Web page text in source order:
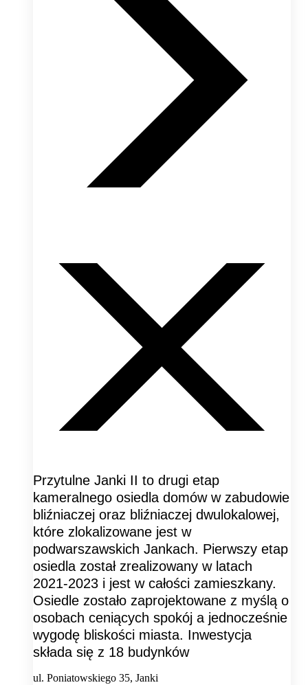
Przytulne Janki II to drugi etap
kameralnego osiedla domów w zabudowie
bliźniaczej oraz bliźniaczej dwulokalowej,
które zlokalizowane jest w
podwarszawskich Jankach. Pierwszy etap
osiedla został zrealizowany w latach
2021-2023 i jest w całości zamieszkany.
Osiedle zostało zaprojektowane z myślą o
osobach ceniących spokój a jednocześnie
wygodę bliskości miasta. Inwestycja
składa się z 18 budynków
ul. Poniatowskiego 35, Janki